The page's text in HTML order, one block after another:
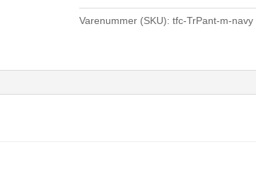
Varenummer (SKU): tfc-TrPant-m-navy